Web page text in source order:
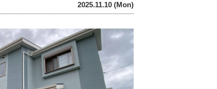
2025.11.10 (Mon)